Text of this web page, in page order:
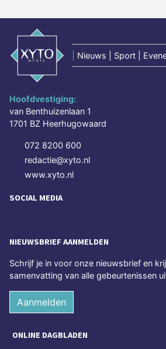
Nieuws | Sport |
Hoofdvestiging:
van Benthuizenlaan 1
1701 BZ Heerhugowaard
072 8200 600
redactie@xyto.nl
www.xyto.nl
SOCIAL MEDIA
NIEUWSBRIEF AANMELDEN
Schrijf je in voor onze nieuwsbrief en
samenvatting van alle gebeurtenissen
Aanmelden
ONLINE DAGBLADEN